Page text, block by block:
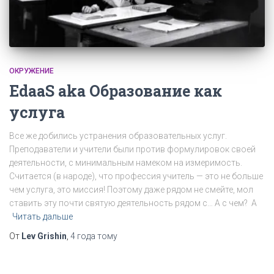
ОКРУЖЕНИЕ
EdaaS aka Образование как
услуга
Все же добились устранения образовательных услуг.
Преподаватели и учители были против формулировок своей
деятельности, с минимальным намеком на измеримость.
Считается (в народе), что профессия учитель — это не больше
чем услуга, это миссия! Поэтому даже рядом не смейте, мол
ставить эту почти святую деятельность рядом с… А с чем? А
Читать дальше
От Lev Grishin 4 года тому